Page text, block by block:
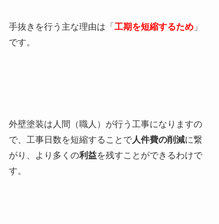
手抜きを行う主な理由は「 工期を短縮するため」
です。
外壁塗装は人間（職人）が行う工事になりますの
で、工事日数を短縮することで人件費の削減に繋
がり、より多くの利益を残すことができるわけで
す。